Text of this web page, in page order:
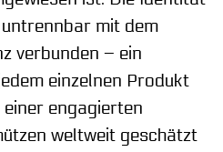
mit dem
verbunden – ein
einzelnen Produkt
engagierten
weltweit geschätzt